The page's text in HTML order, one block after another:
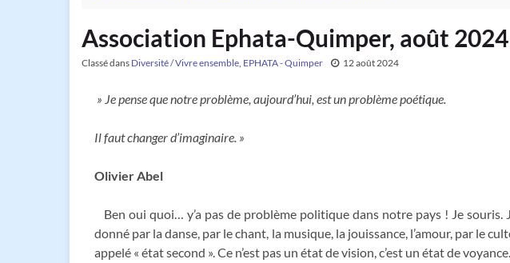
Association Ephata-Quimper, août 2024
Classé dans Diversité / Vivre ensemble EPHATA - Quimper 12 août 2024
» Je pense que notre problème, aujourd’hui, est un problème poétique.
Il faut changer d’imaginaire. »
Olivier Abel
Ben oui quoi… y’a pas de problème politique dans notre pays ! Je
donné par la danse, par le chant, la musique, la jouissance, l’amour, par le
appelé « état second ». Ce n’est pas un état de vision, c’est un état de